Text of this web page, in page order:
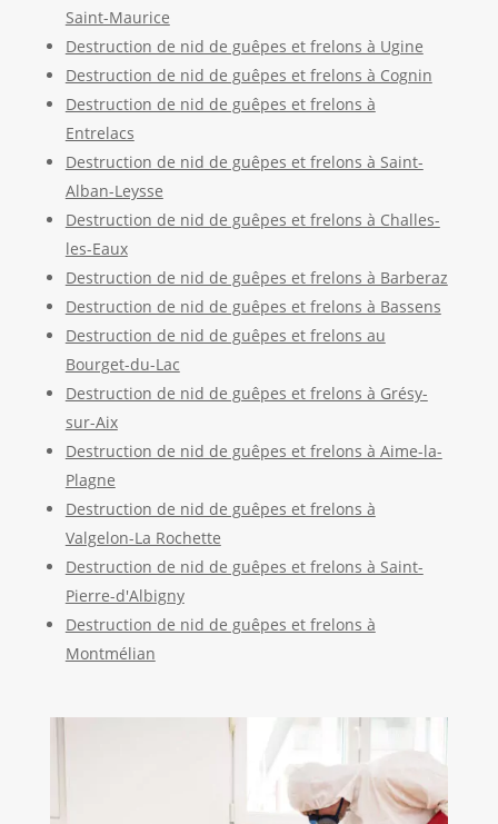
Saint-Maurice
Destruction de nid de guêpes et frelons à Ugine
Destruction de nid de guêpes et frelons à Cognin
Destruction de nid de guêpes et frelons à
Entrelacs
Destruction de nid de guêpes et frelons à Saint-
Alban-Leysse
Destruction de nid de guêpes et frelons à Challes-
les-Eaux
Destruction de nid de guêpes et frelons à Barberaz
Destruction de nid de guêpes et frelons à Bassens
Destruction de nid de guêpes et frelons au
Bourget-du-Lac
Destruction de nid de guêpes et frelons à Grésy-
sur-Aix
Destruction de nid de guêpes et frelons à Aime-la-
Plagne
Destruction de nid de guêpes et frelons à
Valgelon-La Rochette
Destruction de nid de guêpes et frelons à Saint-
Pierre-d'Albigny
Destruction de nid de guêpes et frelons à
Montmélian